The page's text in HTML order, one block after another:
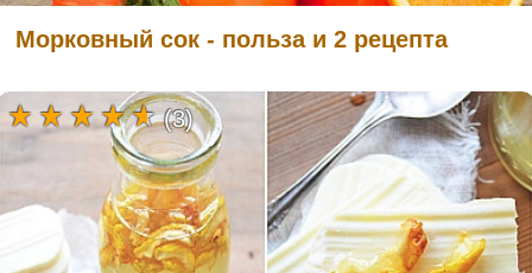
Морковный сок - польза и 2 рецепта
(3)